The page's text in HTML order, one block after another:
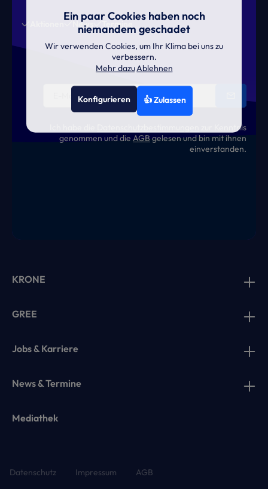
News Termine
zur Kenntnis
genommen und die AGB gelesen und bin mit ihnen
einverstanden.
KRONE
GREE
Jobs & Karriere
News & Termine
Mediathek
Datenschutz Impressum AGB
Ein paar Cookies haben noch
niemandem geschadet
Wir verwenden Cookies, um Ihr Klima bei uns zu
verbessern.
Mehr dazuAblehnen
Konfigurieren 👍 Zulassen